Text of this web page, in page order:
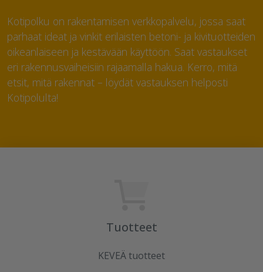
Kotipolku on rakentamisen verkkopalvelu, jossa saat
parhaat ideat ja vinkit erilaisten betoni- ja kivituotteiden
oikeanlaiseen ja kestävään käyttöön. Saat vastaukset
eri rakennusvaiheisiin rajaamalla hakua. Kerro, mitä
etsit, mitä rakennat – löydät vastauksen helposti
Kotipolulta!
Tuotteet
KEVEÄ tuotteet